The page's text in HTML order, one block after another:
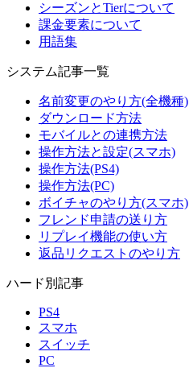
シーズンとTierについて
課金要素について
用語集
システム記事一覧
名前変更のやり方(全機種)
ダウンロード方法
モバイルとの連携方法
操作方法と設定(スマホ)
操作方法(PS4)
操作方法(PC)
ボイチャのやり方(スマホ)
フレンド申請の送り方
リプレイ機能の使い方
返品リクエストのやり方
ハード別記事
PS4
スマホ
スイッチ
PC